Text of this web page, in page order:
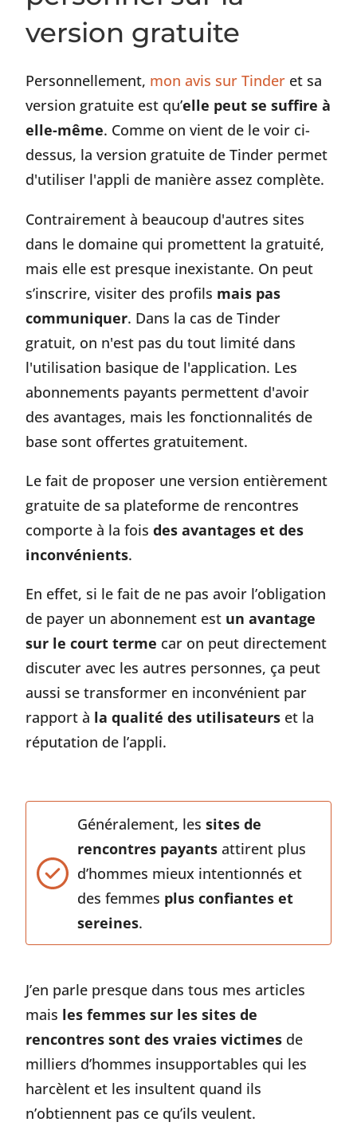
version gratuite
Personnellement, mon avis sur Tinder et sa
version gratuite est qu’elle peut se suffire à
elle-même. Comme on vient de le voir ci-
dessus, la version gratuite de Tinder permet
d'utiliser l'appli de manière assez complète.
Contrairement à beaucoup d'autres sites
dans le domaine qui promettent la gratuité,
mais elle est presque inexistante. On peut
s’inscrire, visiter des profils mais pas
communiquer. Dans la cas de Tinder
gratuit, on n'est pas du tout limité dans
l'utilisation basique de l'application. Les
abonnements payants permettent d'avoir
des avantages, mais les fonctionnalités de
base sont offertes gratuitement.
Le fait de proposer une version entièrement
gratuite de sa plateforme de rencontres
comporte à la foisdes avantages et des
inconvénients.
En effet, si le fait de ne pas avoir l’obligation
de payer un abonnement est un avantage
sur le court terme car on peut directement
discuter avec les autres personnes, ça peut
aussi se transformer en inconvénient par
rapport à la qualité des utilisateurs et la
réputation de l’appli.
Généralement, lessites de
rencontres payants attirent plus
d’hommes mieux intentionnés et
des femmes plus confiantes et
sereines.
J’en parle presque dans tous mes articles
mais les femmes sur les sites de
rencontres sont des vraies victimes de
milliers d’hommes insupportables qui les
harcèlent et les insultent quand ils
n’obtiennent pas ce qu’ils veulent.